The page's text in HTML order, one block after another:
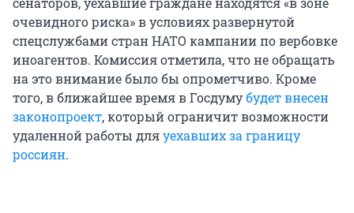
очевидного риска» в условиях развернутой
спецслужбами стран НАТО кампании по вербовке
иноагентов. Комиссия отметила, что не обращать
на это внимание было бы опрометчиво. Кроме
того, в ближайшее время в Госдумубудет внесен
законопроект, который ограничит возможности
удаленной работы дляуехавших за границу
россиян.